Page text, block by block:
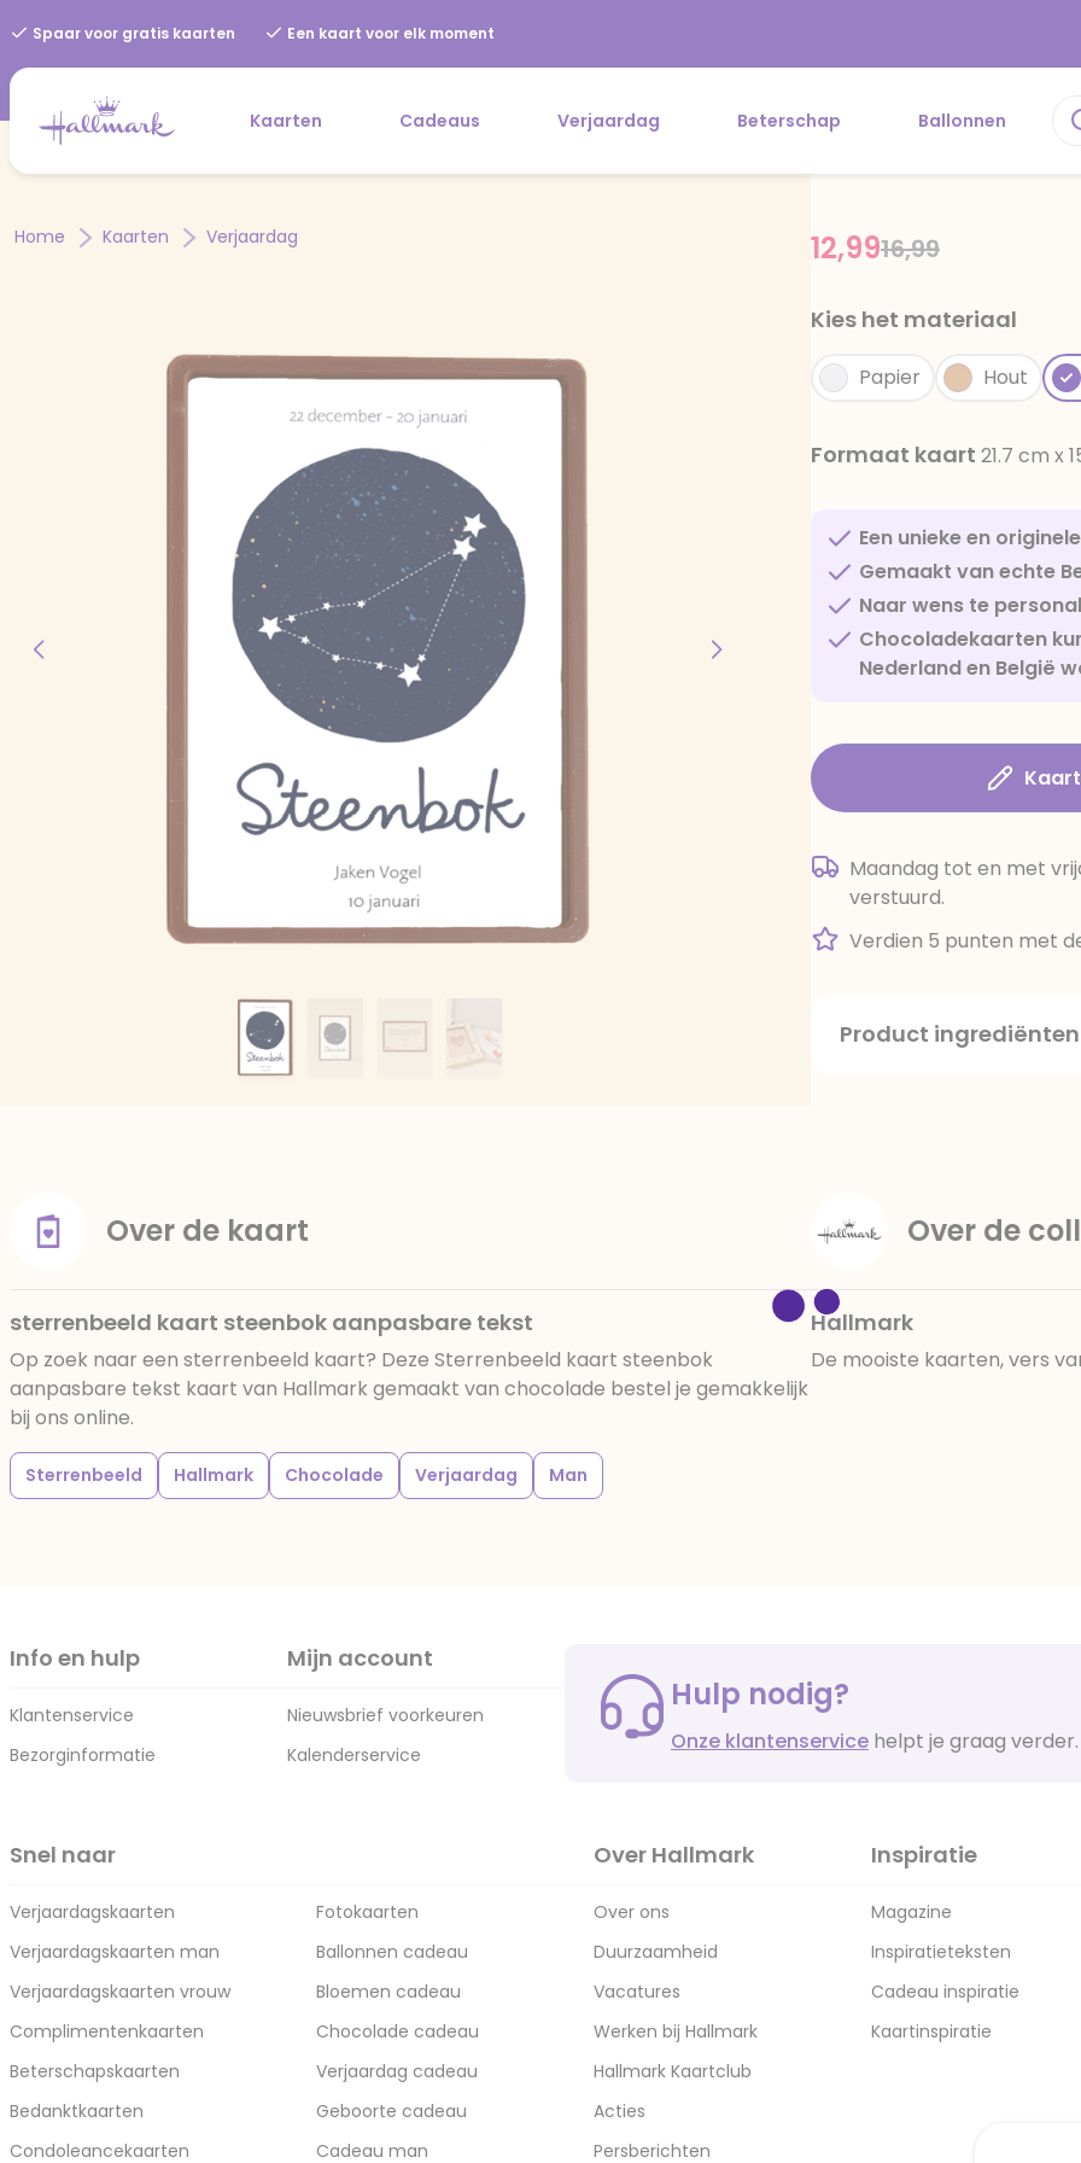
Spaar voor gratis kaarten Een kaart voor elk moment
Kaarten Cadeaus Verjaardag Beterschap Ballonnen
Home Kaarten Verjaardag Price reduced
16,99to
12,99
Kies het materiaal
Papier Hout
Formaat kaart 21.7 cm x
Een unieke en
Gemaakt van echte
Naar wens te
Chocoladekaarten
Nederland en België
Maandag tot en met
verstuurd.
Verdien 5 punten met
Product ingrediënten
beïnvloeden, E133, E151.
en droog bewaren.
Over de kaart
sterrenbeeld kaart steenbok aanpasbare tekst
Op zoek naar een sterrenbeeld kaart? Deze Sterrenbeeld kaart steenbok
aanpasbare tekst kaart van Hallmark gemaakt van chocolade bestel je gemakkelijk
bij ons online.
Sterrenbeeld Hallmark Chocolade Verjaardag Man
Over de
Hallmark
De mooiste kaarten, vers
Info en hulp
Klantenservice
Bezorginformatie
Mijn account
Nieuwsbrief voorkeuren
Kalenderservice
Hulp nodig?
Onze klantenservice helpt je graag verder.
Snel naar
Verjaardagskaarten
Verjaardagskaarten man
Verjaardagskaarten vrouw
Complimentenkaarten
Beterschapskaarten
Bedanktkaarten
Condoleancekaarten
Fotokaarten
Ballonnen cadeau
Bloemen cadeau
Chocolade cadeau
Verjaardag cadeau
Geboorte cadeau
Cadeau man
Over Hallmark
Over ons
Duurzaamheid
Vacatures
Werken bij Hallmark
Hallmark Kaartclub
Acties
Persberichten
Inspiratie
Magazine
Inspiratieteksten
Cadeau inspiratie
Kaartinspiratie